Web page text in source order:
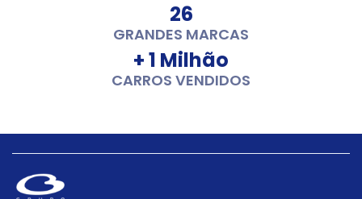
26
GRANDES MARCAS
+ 1 Milhão
CARROS VENDIDOS